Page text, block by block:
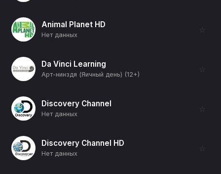
Animal Planet HD
Нет данных
☆
Da Vinci Learning
Арт-нинздя (Яичный день) (12+)
☆
Discovery Channel
Нет данных
☆
Discovery Channel HD
Нет данных
☆